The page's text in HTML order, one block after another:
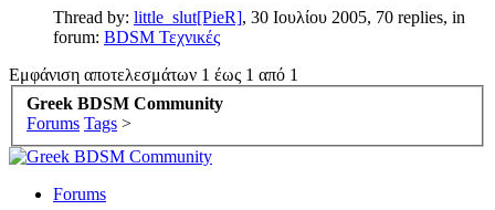
Thread by: little_slut[PieR], 30 Ιουλίου 2005, 70 replies, in
forum: BDSM Τεχνικές
Εμφάνιση αποτελεσμάτων 1 έως 1 από 1
Greek BDSM Community
Forums Tags >
Forums